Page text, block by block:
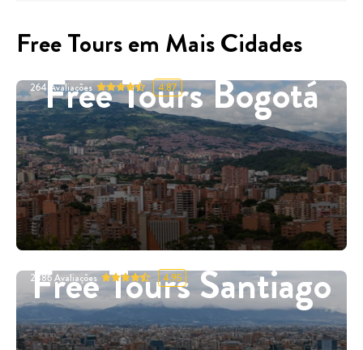
Free Tours em Mais Cidades
Free Tours Bogotá
264 Avaliações 4.87
Free Tours Santiago
2886Avaliações 4.95